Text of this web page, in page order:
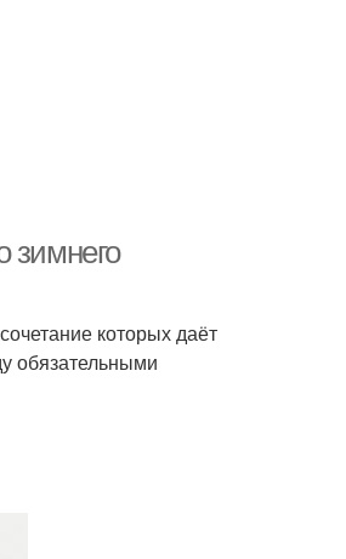
зимнего
которых даёт
обязательными